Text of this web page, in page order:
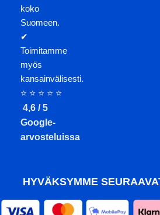
koko
Suomeen.
✔
Toimitamme
myös
kansainvälisesti.
⭐ ⭐ ⭐ ⭐ ⭐
4,6 / 5
Google-
arvosteluissa
HYVÄKSYMME